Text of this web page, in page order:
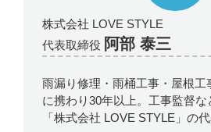
株式会社 LOVE STYLE
代表取締役 阿部 泰三
雨漏り修理・雨桶工事・屋根工
に携わり30年以上。工事監督な
「株式会社 LOVE STYLE」の代